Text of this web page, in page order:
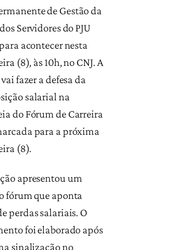
de Gestão da
Servidores do PJU
acontecer nesta
(8), às 10h, no CNJ. A
fazer a defesa da
salarial na
do Fórum de Carreira
para a próxima
(8).
apresentou um
fórum que aponta
perdas salariais. O
foi elaborado após
sinalização no